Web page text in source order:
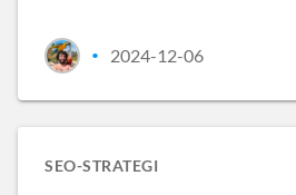
• 2024-12-06
SEO-STRATEGI